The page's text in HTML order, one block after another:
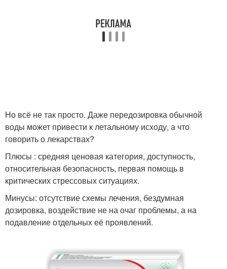
Но всё не так просто. Даже передозировка обычной
воды может привести к летальному исходу, а что
говорить о лекарствах?
Плюсы : средняя ценовая категория, доступность,
относительная безопасность, первая помощь в
критических стрессовых ситуациях.
Минусы: отсутствие схемы лечения, бездумная
дозировка, воздействие не на очаг проблемы, а на
подавление отдельных её проявлений.